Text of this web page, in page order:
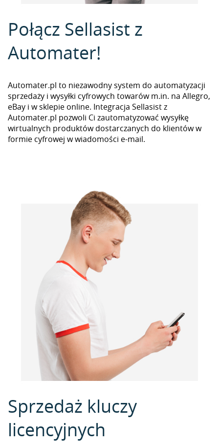
Połącz Sellasist z
Automater!
Automater.pl to niezawodny system do automatyzacji
sprzedaży i wysyłki cyfrowych towarów m.in. na Allegro,
eBay i w sklepie online. Integracja Sellasist z
Automater.pl pozwoli Ci zautomatyzować wysyłkę
wirtualnych produktów dostarczanych do klientów w
formie cyfrowej w wiadomości e-mail.
Sprzedaż kluczy
licencyjnych